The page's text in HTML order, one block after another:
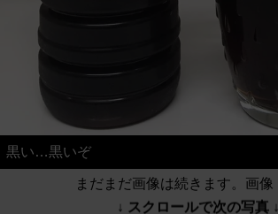
黒い…黒いぞ
まだまだ画像は続きます。画像
↓ スクロールで次の写真 ↓